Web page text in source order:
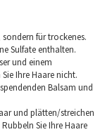
für trockenes.
Sulfate enthalten.
und einem
Ihre Haare nicht.
Balsam und
und plätten/streichen
Sie Ihre Haare